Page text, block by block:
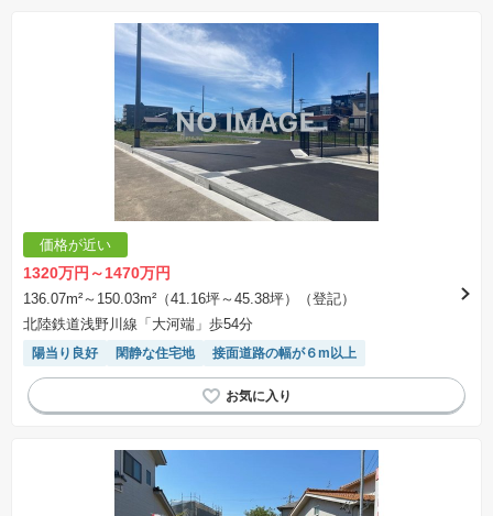
※建築条件土地の情報内に掲載されている、建物プラン例は、土地購入者の設計プランの参考
の一例であって、プランの採用可否は任意です。
※土地（建築条件なし）で「建物プラン例」が表記してある時、そのプラン例は特定の建築請
負会社によるもので、当該建築請負会社以外で建てた場合、同様のものが同価格で建てられる
とは限りません。また建築請負会社を特定するものではありません。
※建築条件付き土地とは、その土地に建築する建物の建築請負契約が、一定期間内に成立する
ことを条件として売買される土地のことをいいます。建築請負契約成立に向けて設計プランを
協議するため、土地購入者が自己の希望する建物の設計協議をするために必要な相当の期間の
交渉期間が設定され、その期間内で希望を満たすプランが実現できたかどうかにより結論を出
します。なお、この期間は概ね3ヶ月程度とされています。納得のいくプランが出来ず、建築請
負契約が成立しない場合、土地売買契約は白紙に戻り、土地契約にかかった代金（土地代金、
手付金など）は名目のいかんに関わらず、全て返却されます。
※課税対象物件の「価格」や「費用等」は消費税込みの「総額表示」で統一しています。
※「本体価格」とは、課税対象物件においては「消費税を除いた建物価格」と「土地価格」の
合計額を指します。
表示されておりません。
※取引にかかる費用：物件の契約手続き、決済、引き渡し時にかかる費用を表示しています。
不動産会社によって表記有無が異なるため、ご自身で十分な確認をしていただくようにお願い
いたします。
場合があります。
価格が近い
1320万円～1470万円
136.07m²～150.03m²（41.16坪～45.38坪）（登記）
北陸鉄道浅野川線「大河端」歩54分
陽当り良好 閑静な住宅地 接面道路の幅が６m以上